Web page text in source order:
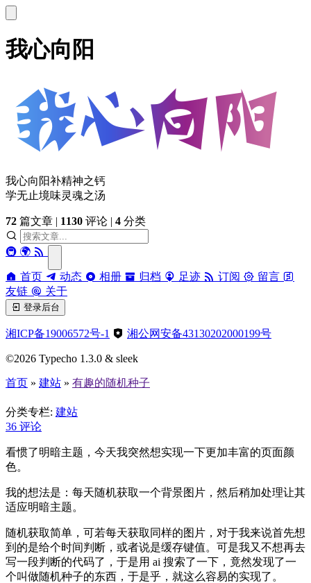
我心向阳
我心向阳补精神之钙
学无止境味灵魂之汤
72 篇文章 | 1130 评论 | 4 分类
🚇 🌍
首页 动态 相册 归档 足迹 订阅
留言
友链
关于
登录后台
湘ICP备19006572号-1 湘公网安备43130202000199号
©2026 Typecho 1.3.0 & sleek
首页 » 建站 » 有趣的随机种子
分类专栏: 建站
36 评论
看惯了明暗主题，今天我突然想实现一下更加丰富的页面颜
色。
我的想法是：每天随机获取一个背景图片，然后稍加处理让其
适应明暗主题。
随机获取简单，可若每天获取同样的图片，对于我来说首先想
到的是给个时间判断，或者说是缓存键值。可是我又不想再去
写一段判断的代码了，于是用 ai 搜索了一下，竟然发现了一
个叫做随机种子的东西，于是乎，就这么容易的实现了。